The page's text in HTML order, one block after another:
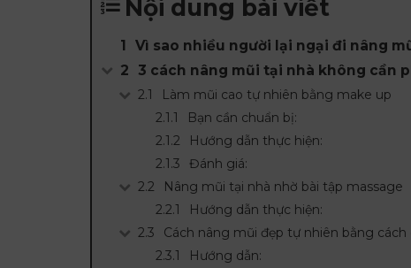
Nội dung bài viết
Vì sao nhiều người lại ngại đi nâng
3 cách nâng mũi tại nhà không cần
Làm mũi cao tự nhiên bằng make up
Bạn cần chuẩn bị:
Hướng dẫn thực hiện:
Đánh giá:
Nâng mũi tại nhà nhờ bài tập massage
Hướng dẫn thực hiện:
Cách nâng mũi đẹp tự nhiên bằng cách
Hướng dẫn: